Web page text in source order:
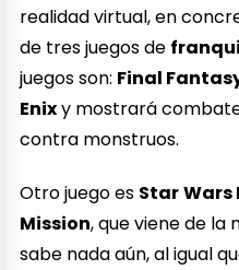
realidad virtual, en
de tres juegos de
juegos son: Final
Enixy mostrará
contra monstruos.
Otro juego es StarWars
Mission, que viene de la
sabe nada aún, al igual